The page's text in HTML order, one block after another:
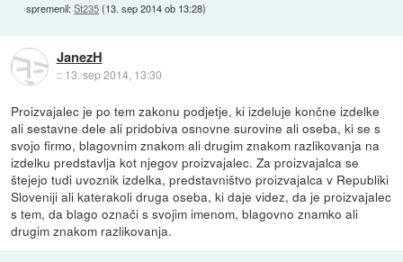
spremenil:St235(13. sep 2014 ob 13:28)
JanezH
:: 13. sep 2014, 13:30
Proizvajalec je po tem zakonu podjetje, ki izdeluje končne izdelke
ali sestavne dele ali pridobiva osnovne surovine ali oseba, ki se s
svojo firmo, blagovnim znakom ali drugim znakom razlikovanja na
izdelku predstavlja kot njegov proizvajalec. Za proizvajalca se
štejejo tudi uvoznik izdelka, predstavništvo proizvajalca v Republiki
Sloveniji ali katerakoli druga oseba, ki daje videz, da je proizvajalec
s tem, da blago označi s svojim imenom, blagovno znamko ali
drugim znakom razlikovanja.